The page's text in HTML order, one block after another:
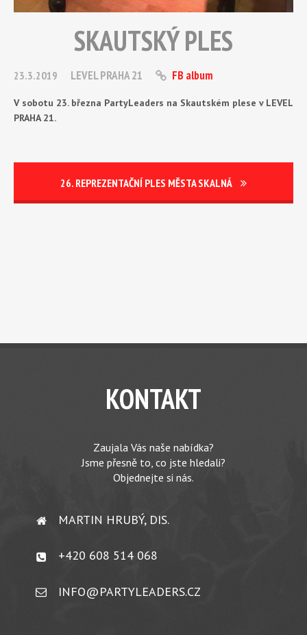
SKAUTSKÝ PLES
23.3.2019 LEVEL PRAHA 21 FB album
V sobotu 23. března PartyLeaders na Skautském plese v LEVEL
PRAHA 21.
26. REPREZENTAČNÍ PLES MĚSTA SKALNÁ
KONTAKT
Zaujala Vás naše nabídka?
Jsme přesně to, co jste hledali?
Objednejte si nás.
MARTIN HRUBÝ, DIS.
+420 608 514 068
INFO@PARTYLEADERS.CZ